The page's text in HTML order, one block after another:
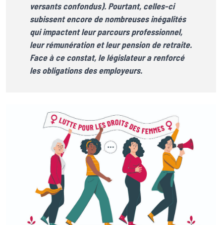
versants confondus). Pourtant, celles-ci
subissent encore de nombreuses inégalités
qui impactent leur parcours professionnel,
leur rémunération et leur pension de retraite.
Face à ce constat, le législateur a renforcé
les obligations des employeurs.